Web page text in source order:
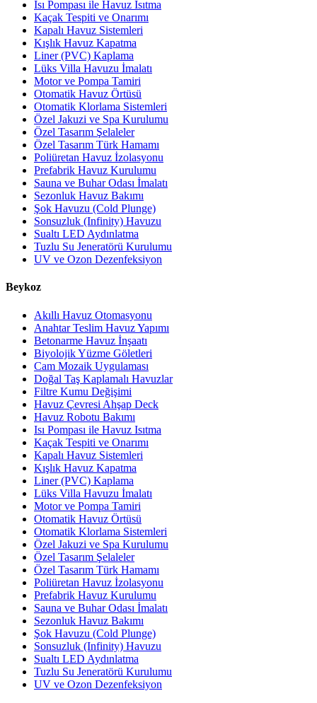
Isı Pompası ile Havuz Isıtma
Kaçak Tespiti ve Onarımı
Kapalı Havuz Sistemleri
Kışlık Havuz Kapatma
Liner (PVC) Kaplama
Lüks Villa Havuzu İmalatı
Motor ve Pompa Tamiri
Otomatik Havuz Örtüsü
Otomatik Klorlama Sistemleri
Özel Jakuzi ve Spa Kurulumu
Özel Tasarım Şelaleler
Özel Tasarım Türk Hamamı
Poliüretan Havuz İzolasyonu
Prefabrik Havuz Kurulumu
Sauna ve Buhar Odası İmalatı
Sezonluk Havuz Bakımı
Şok Havuzu (Cold Plunge)
Sonsuzluk (Infinity) Havuzu
Sualtı LED Aydınlatma
Tuzlu Su Jeneratörü Kurulumu
UV ve Ozon Dezenfeksiyon
Beykoz
Akıllı Havuz Otomasyonu
Anahtar Teslim Havuz Yapımı
Betonarme Havuz İnşaatı
Biyolojik Yüzme Göletleri
Cam Mozaik Uygulaması
Doğal Taş Kaplamalı Havuzlar
Filtre Kumu Değişimi
Havuz Çevresi Ahşap Deck
Havuz Robotu Bakımı
Isı Pompası ile Havuz Isıtma
Kaçak Tespiti ve Onarımı
Kapalı Havuz Sistemleri
Kışlık Havuz Kapatma
Liner (PVC) Kaplama
Lüks Villa Havuzu İmalatı
Motor ve Pompa Tamiri
Otomatik Havuz Örtüsü
Otomatik Klorlama Sistemleri
Özel Jakuzi ve Spa Kurulumu
Özel Tasarım Şelaleler
Özel Tasarım Türk Hamamı
Poliüretan Havuz İzolasyonu
Prefabrik Havuz Kurulumu
Sauna ve Buhar Odası İmalatı
Sezonluk Havuz Bakımı
Şok Havuzu (Cold Plunge)
Sonsuzluk (Infinity) Havuzu
Sualtı LED Aydınlatma
Tuzlu Su Jeneratörü Kurulumu
UV ve Ozon Dezenfeksiyon